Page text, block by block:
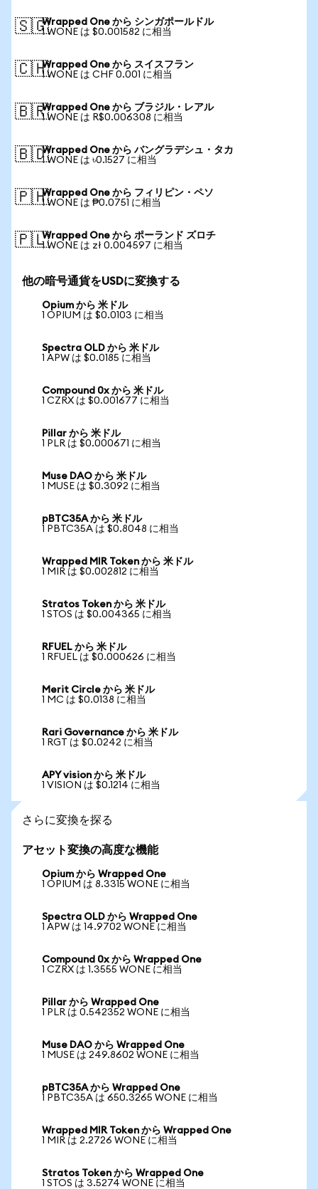
🇸🇬Wrapped One から シンガポールドル
1 WONE は $0.001582 に相当
🇨🇭Wrapped One から スイスフラン
1 WONE は CHF 0.001 に相当
🇧🇷Wrapped One から ブラジル・レアル
1 WONE は R$0.006308 に相当
🇧🇩Wrapped One から バングラデシュ・タカ
1 WONE は ৳0.1527 に相当
🇵🇭Wrapped One から フィリピン・ペソ
1 WONE は ₱0.0751 に相当
🇵🇱Wrapped One から ポーランド ズロチ
1 WONE は zł 0.004597 に相当
他の暗号通貨をUSDに変換する
Opium から 米ドル
1 OPIUM は $0.0103 に相当
Spectra OLD から 米ドル
1 APW は $0.0185 に相当
Compound 0x から 米ドル
1 CZRX は $0.001677 に相当
Pillar から 米ドル
1 PLR は $0.000671 に相当
Muse DAO から 米ドル
1 MUSE は $0.3092 に相当
pBTC35A から 米ドル
1 PBTC35A は $0.8048 に相当
Wrapped MIR Token から 米ドル
1 MIR は $0.002812 に相当
Stratos Token から 米ドル
1 STOS は $0.004365 に相当
RFUEL から 米ドル
1 RFUEL は $0.000626 に相当
Merit Circle から 米ドル
1 MC は $0.0138 に相当
Rari Governance から 米ドル
1 RGT は $0.0242 に相当
APY vision から 米ドル
1 VISION は $0.1214 に相当
さらに変換を探る
アセット変換の高度な機能
Opium から Wrapped One
1 OPIUM は 8.3315 WONE に相当
Spectra OLD から Wrapped One
1 APW は 14.9702 WONE に相当
Compound 0x から Wrapped One
1 CZRX は 1.3555 WONE に相当
Pillar から Wrapped One
1 PLR は 0.542352 WONE に相当
Muse DAO から Wrapped One
1 MUSE は 249.8602 WONE に相当
pBTC35A から Wrapped One
1 PBTC35A は 650.3265 WONE に相当
Wrapped MIR Token から Wrapped One
1 MIR は 2.2726 WONE に相当
Stratos Token から Wrapped One
1 STOS は 3.5274 WONE に相当